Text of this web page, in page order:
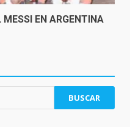
MESSI EN ARGENTINA